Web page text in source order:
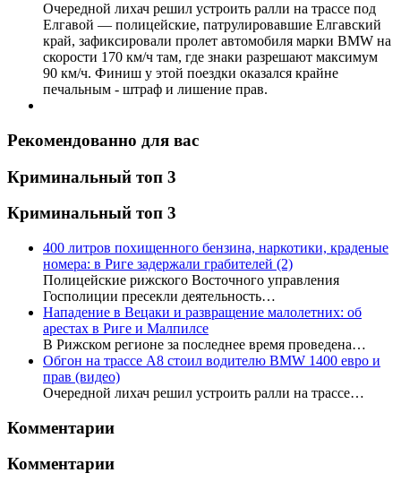
Очередной лихач решил устроить ралли на трассе под
Елгавой — полицейские, патрулировавшие Елгавский
край, зафиксировали пролет автомобиля марки BMW на
скорости 170 км/ч там, где знаки разрешают максимум
90 км/ч. Финиш у этой поездки оказался крайне
печальным - штраф и лишение прав.
Рекомендованно для вас
Криминальный топ 3
Криминальный топ 3
400 литров похищенного бензина, наркотики, краденые
номера: в Риге задержали грабителей (2)
Полицейские рижского Восточного управления
Госполиции пресекли деятельность…
Нападение в Вецаки и развращение малолетних: об
арестах в Риге и Малпилсе
В Рижском регионе за последнее время проведена…
Обгон на трассе А8 стоил водителю BMW 1400 евро и
прав (видео)
Очередной лихач решил устроить ралли на трассе…
Комментарии
Комментарии